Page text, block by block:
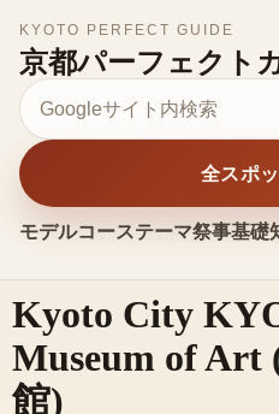
KYOTO PERFECT GUIDE
京都パーフェクト
モデルコーステーマ祭事基礎
サイト内検索
全スポ
Kyoto City
Museum of Art
館)